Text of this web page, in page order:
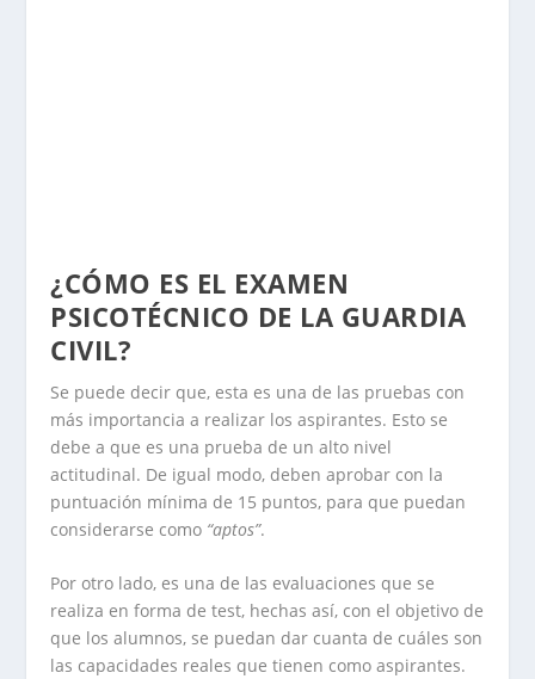
¿CÓMO ES EL EXAMEN
PSICOTÉCNICO DE LA GUARDIA
CIVIL?
Se puede decir que, esta es una de las pruebas con
más importancia a realizar los aspirantes. Esto se
debe a que es una prueba de un alto nivel
actitudinal. De igual modo, deben aprobar con la
puntuación mínima de 15 puntos, para que puedan
considerarse como “aptos”.
Por otro lado, es una de las evaluaciones que se
realiza en forma de test, hechas así, con el objetivo de
que los alumnos, se puedan dar cuanta de cuáles son
las capacidades reales que tienen como aspirantes.